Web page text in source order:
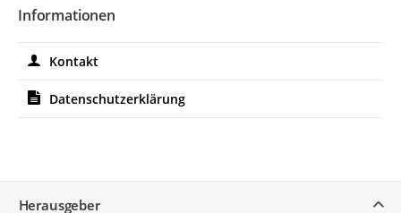
Informationen
Kontakt
Datenschutzerklärung
Herausgeber